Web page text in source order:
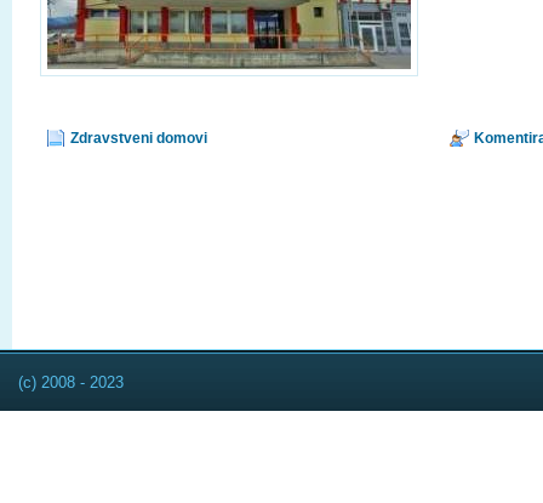
Zdravstveni domovi
(c) 2008 - 2023